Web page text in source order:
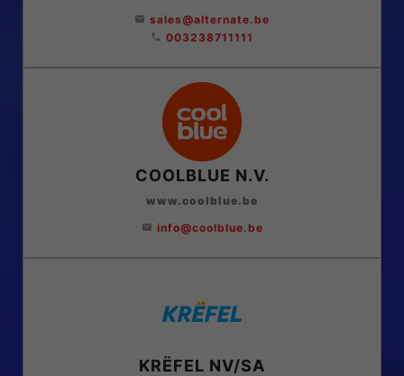
email sales@alternate.be
phone 003238711111
COOLBLUE N.V.
www.coolblue.be
email info@coolblue.be
KRËFEL NV/SA